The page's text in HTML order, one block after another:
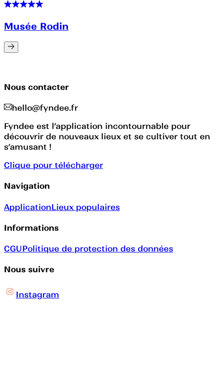
Musée Rodin
Nous contacter
hello@fyndee.fr
Fyndee est l’application incontournable pour
découvrir de nouveaux lieux et se cultiver tout en
s’amusant !
Clique pour télécharger
Navigation
ApplicationLieux populaires
Informations
CGUPolitique de protection des données
Nous suivre
Instagram